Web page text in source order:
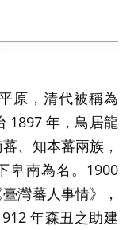
原，清代被稱為
1897 年，鳥居龍
、知本蕃兩族，
卑南為名。1900
灣蕃人事情》，
年森丑之助建